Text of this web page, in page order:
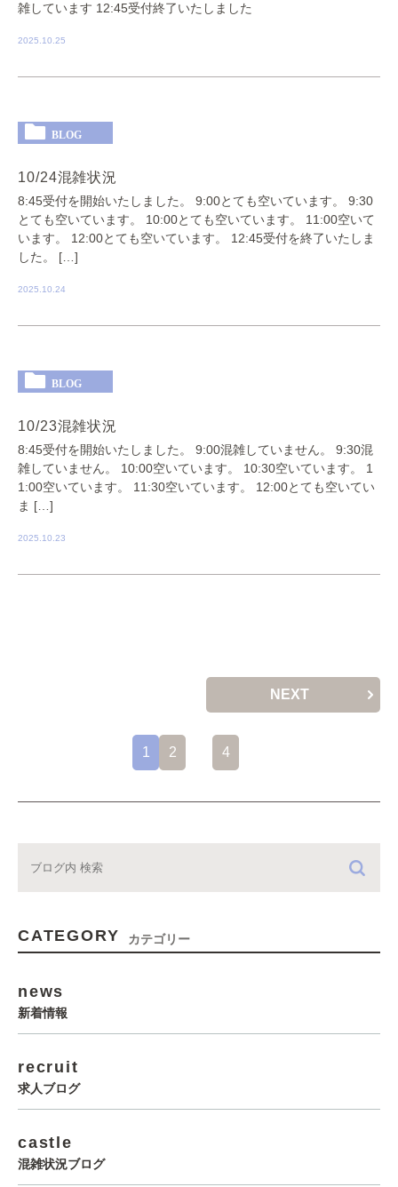
雑しています 12:45受付終了いたしました
2025.10.25
BLOG
10/24混雑状況
8:45受付を開始いたしました。 9:00とても空いています。 9:30
とても空いています。 10:00とても空いています。 11:00空いて
います。 12:00とても空いています。 12:45受付を終了いたしま
した。 […]
2025.10.24
BLOG
10/23混雑状況
8:45受付を開始いたしました。 9:00混雑していません。 9:30混
雑していません。 10:00空いています。 10:30空いています。 1
1:00空いています。 11:30空いています。 12:00とても空いてい
ま […]
2025.10.23
1 2 4
NEXT
CATEGORY カテゴリー
news
新着情報
recruit
求人ブログ
castle
混雑状況ブログ